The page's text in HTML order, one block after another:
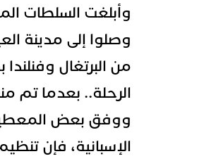
وأبلغت السلطات
وصلوا إلى مدينة
من البرتغال
الرحلة.. بعدما تم
ووفق بعض
الإسبانية، فإن